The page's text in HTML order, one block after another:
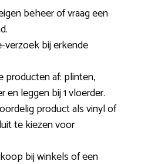
beheer of vraag een
bij erkende
producten af: plinten,
en leggen bij 1 vloerder.
product als vinyl of
te kiezen voor
bij winkels of een